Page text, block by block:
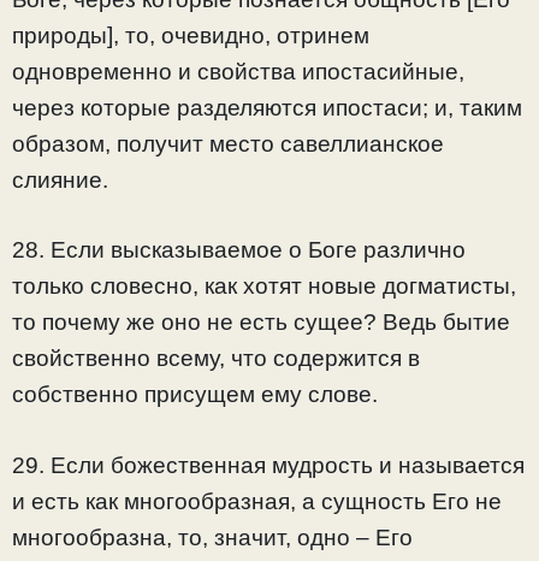
природы], то, очевидно, отринем
одновременно и свойства ипостасийные,
через которые разделяются ипостаси; и, таким
образом, получит место савеллианское
слияние.
28. Если высказываемое о Боге различно
только словесно, как хотят новые догматисты,
то почему же оно не есть сущее? Ведь бытие
свойственно всему, что содержится в
собственно присущем ему слове.
29. Если божественная мудрость и называется
и есть как многообразная, а сущность Его не
многообразна, то, значит, одно – Его